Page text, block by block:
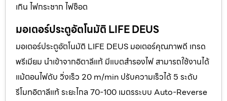
เกิน ไฟกระชาก ไฟช็อต
มอเตอร์ประตูอัตโนมัติ LIFE DEUS
มอเตอร์ประตูอัตโนมัติ LIFE DEUS มอเตอร์คุณภาพดี เกรด
พรีเมียม นำเข้าจากอิตาลีแท้ มีแบตสำรองไฟ สามารถใช้งานได้
แม้ตอนไฟดับ วิ่งเร็ว 20 m/min ปรับความเร็วได้ 5 ระดับ
รีโมทอิตาลีแท้ ระยะไกล 70-100 เมตรระบบ Auto-Reverse